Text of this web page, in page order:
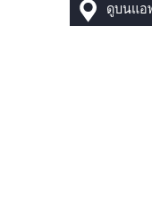
ดูบนแอ